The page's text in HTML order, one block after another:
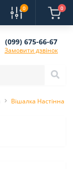
0 0
(099) 675-66-67
Замовити дзвінок
Вішалка Настінна